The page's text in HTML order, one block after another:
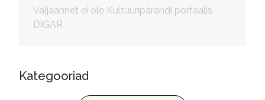
Väljaannet ei ole Kultuuripärandi portaalis
DIGAR
Kategooriad